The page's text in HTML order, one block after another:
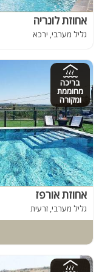
אחוזת לונריה
גליל מערבי, ירכא
בריכה
מחוממת
ומקורה
אחוזת אורפז
גליל מערבי, זרעית